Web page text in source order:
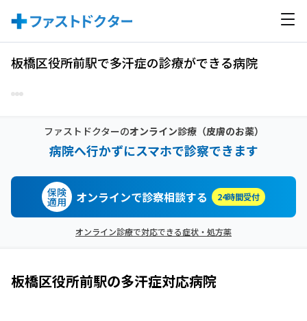
板橋区役所前駅で多汗症の診療ができる病院
ファストドクターのオンライン診療（皮膚のお薬）
病院へ行かずにスマホで診察できます
保険
適用 オンラインで診察相談する 24時間受付
オンライン診療で対応できる症状・処方薬
板橋区役所前駅の多汗症対応病院